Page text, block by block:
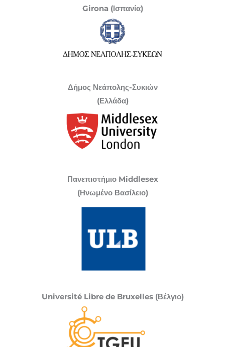
Girona (Ισπανία)
Δήμος Νεάπολης-Συκιών
(Ελλάδα)
Πανεπιστήμιο Middlesex
(Ηνωμένο Βασίλειο)
Université Libre de Bruxelles (Βέλγιο)